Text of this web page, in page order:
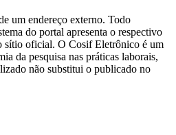
um endereço externo. Todo
do portal apresenta o respectivo
sítio oficial. O Cosif Eletrônico é um
da pesquisa nas práticas laborais,
não substitui o publicado no